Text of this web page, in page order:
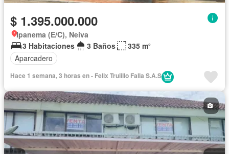
$ 1.395.000.000
Ipanema (E/C), Neiva
3 Habitaciones
3 Baños
335 m²
Aparcadero
Hace 1 semana, 3 horas en - Felix Truiillo Falla S.A.S